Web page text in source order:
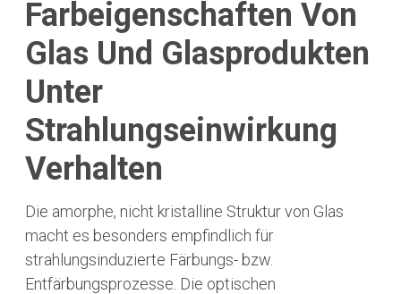
Farbeigenschaften Von
Glas Und Glasprodukten
Unter
Strahlungseinwirkung
Verhalten
Die amorphe, nicht kristalline Struktur von Glas
macht es besonders empfindlich für
strahlungsinduzierte Färbungs- bzw.
Entfärbungsprozesse. Die optischen